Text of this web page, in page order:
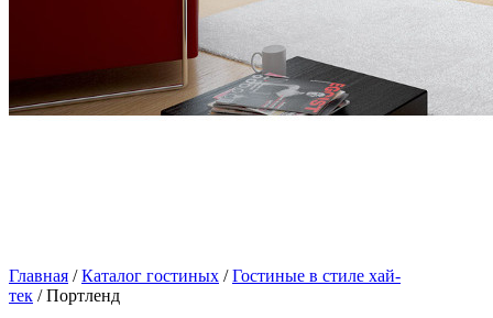
Главная /Каталог гостиных /Гостиные в стиле хай-
тек / Портленд